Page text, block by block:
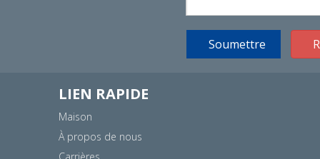
Soumettre
LIEN RAPIDE
Maison
À propos de nous